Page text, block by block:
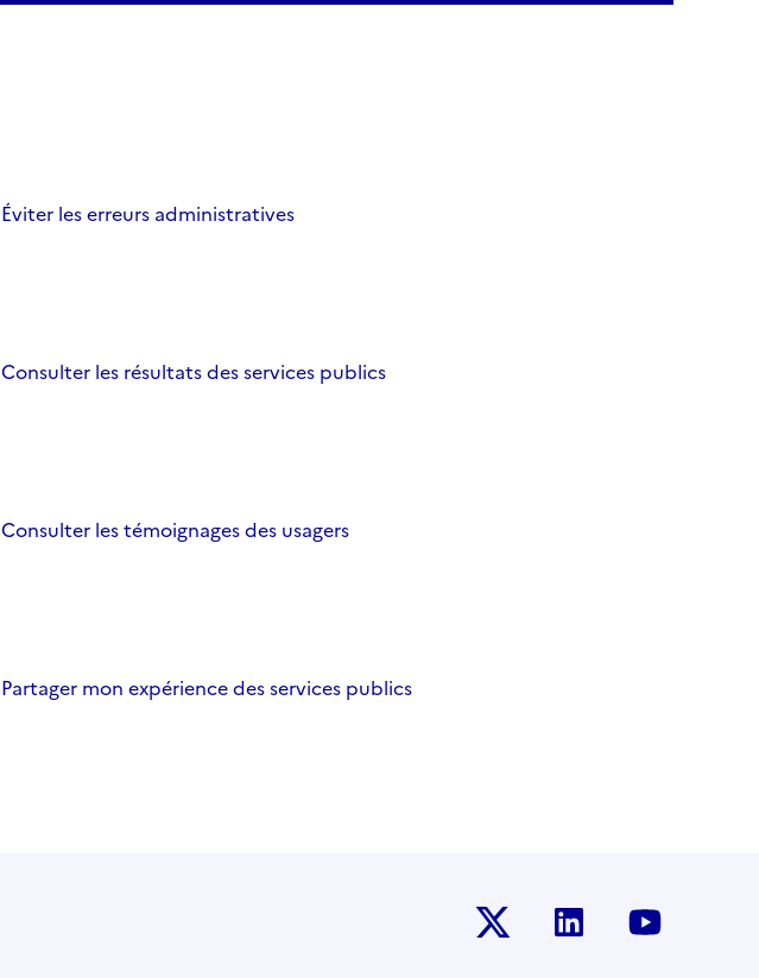
Éviter les erreurs administratives
Consulter les résultats des services publics
Consulter les témoignages des usagers
Partager mon expérience des services publics
Twitter-x Linkedin